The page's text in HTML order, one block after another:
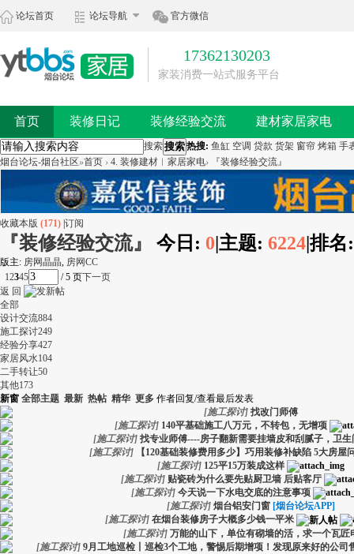
论坛首页 论坛导航 官方微信
17362130203
家装消费一站式服务平台
首页 装修日记 装修经验交流 建材家居家电
搜索搜索热搜: 鱼缸 空调 贷款 货架 窗帘 烤箱 手
烟台论坛-烟台社区»首页 › 4. 装修建材︱家居家电› 『装修经验交流』
收藏本版 (171) 订阅
『装修经验交流』 今日: 0|主题: 6224|排
版主: 房网晶晶, 房网CC
12345 / 5 页下一页
返 回
全部
设计交流884
施工探讨249
经验分享427
家居风水104
二手转让50
其他173
新窗 全部主题 最新 热帖 精华 更多 作者回复/查看最后发表
[施工探讨] 找改门师傅
[施工探讨] 140平基础施工八万元，不转包，无增项
[施工探讨] 找专业师傅----房子翻新需要挂墙皮和刮腻子，卫
[施工探讨]
【120基础装修费用多少】巧用装修补缺陷 5大房屋
[施工探讨] 125平15万装成这样
[施工探讨] 贴瓷砖为什么要先贴厨卫墙 后贴客厅
[施工探讨] 今天说一下水电交底的注意事项
[施工探讨] 烟台铝安门窗 [烟台论坛APP]
[施工探讨] 在烟台装修房子大概多少钱一平米
[施工探讨] 万能的山下，单位有砌墙的活，求一个瓦匠
[施工探讨] 9月工地巡检丨巡检3个工地，警惕后期增项！发现原来好的公司